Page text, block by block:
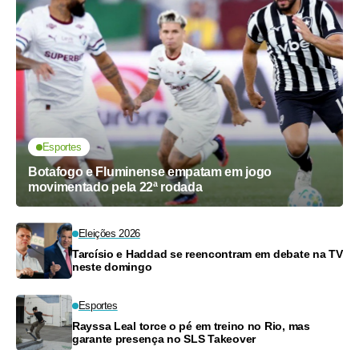
Esportes
Botafogo e Fluminense empatam em jogo
movimentado pela 22ª rodada
Eleições 2026
Tarcísio e Haddad se reencontram em debate na TV
neste domingo
Esportes
Rayssa Leal torce o pé em treino no Rio, mas
garante presença no SLS Takeover